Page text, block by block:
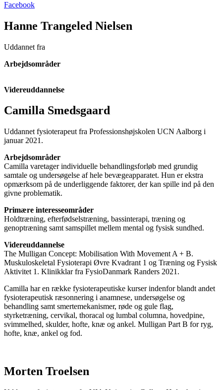
Facebook
Hanne Trangeled Nielsen
Uddannet fra
Arbejdsområder
Videreuddannelse
Camilla Smedsgaard
Uddannet fysioterapeut fra Professionshøjskolen UCN Aalborg i
januar 2021.
Arbejdsområder
Camilla varetager individuelle behandlingsforløb med grundig
samtale og undersøgelse af hele bevægeapparatet. Hun er ekstra
opmærksom på de underliggende faktorer, der kan spille ind på den
givne problematik.
Primære interesseområder
Holdtræning, efterfødselstræning, bassinterapi, træning og
genoptræning samt samspillet mellem mental og fysisk sundhed.
Videreuddannelse
The Mulligan Concept: Mobilisation With Movement A + B.
Muskuloskeletal Fysioterapi Øvre Kvadrant 1 og Træning og Fysisk
Aktivitet 1. Klinikklar fra FysioDanmark Randers 2021.
Camilla har en række fysioterapeutiske kurser indenfor blandt andet
fysioterapeutisk ræsonnering i anamnese, undersøgelse og
behandling samt smertemekanismer, røde og gule flag,
styrketræning, cervikal, thoracal og lumbal columna, hovedpine,
svimmelhed, skulder, hofte, knæ og ankel. Mulligan Part B for ryg,
hofte, knæ, ankel og fod.
Morten Troelsen